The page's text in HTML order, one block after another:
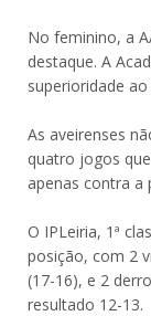
No feminino, a
destaque. A
superioridade
As aveirenses
quatro jogos
apenas contra a
O IPLeiria, 1ª
posição, com 2
(17-16), e 2
resultado 12-13.